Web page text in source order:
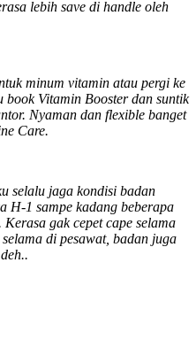
lebih save di handle oleh
minum vitamin atau pergi ke
book Vitamin Booster dan suntik
Nyaman dan flexible banget
Care.
selalu jaga kondisi badan
H-1 sampe kadang beberapa
gak cepet cape selama
di pesawat, badan juga